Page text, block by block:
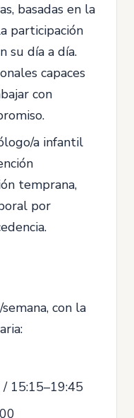
basadas en la
participación
su día a día.
capaces
con
a infantil
temprana,
por
con la
15:15–19:45